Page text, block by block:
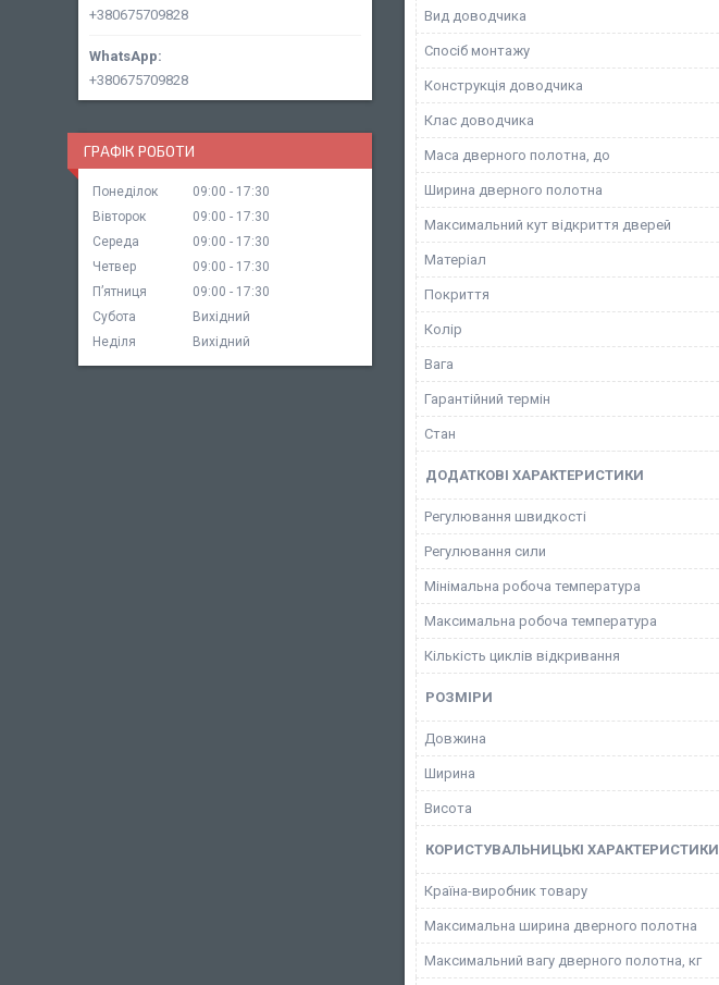
Вид доводчика
Спосіб монтажу
Конструкція доводчика
Клас доводчика
Маса дверного полотна, до
Ширина дверного полотна
Максимальний кут відкриття дверей
Матеріал
Покриття
Колір
Вага
Гарантійний термін
Стан
ДОДАТКОВІ ХАРАКТЕРИСТИКИ
Регулювання швидкості
Регулювання сили
Мінімальна робоча температура
Максимальна робоча температура
Кількість циклів відкривання
РОЗМІРИ
Довжина
Ширина
Висота
КОРИСТУВАЛЬНИЦЬКІ ХАРАКТЕРИСТИКИ
Країна-виробник товару
Максимальна ширина дверного полотна
Максимальний вагу дверного полотна, кг
+380675709828
+380675709828
ГРАФІК РОБОТИ
Понеділок 09:00
17:30
Вівторок
09:00
17:30
Середа
09:00
17:30
Четвер
09:00
17:30
Пʼятниця
09:00
17:30
Субота
Вихідний
Неділя
Вихідний